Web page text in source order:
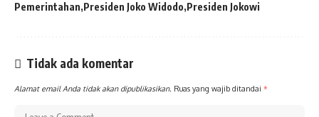
Pemerintahan Presiden Joko Widodo Presiden Jokowi
Tidak ada komentar
Alamat email Anda tidak akan dipublikasikan. Ruas yang wajib ditandai *